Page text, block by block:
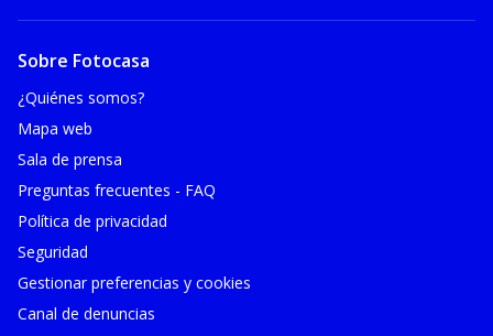
Sobre Fotocasa
¿Quiénes somos?
Mapa web
Sala de prensa
Preguntas frecuentes - FAQ
Política de privacidad
Seguridad
Gestionar preferencias y cookies
Canal de denuncias